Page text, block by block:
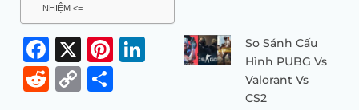
NHIỆM <=
Facebook
X Pinterest
LinkedIn
RedditCopy
So Sánh Cấu
Hình PUBG Vs
Valorant Vs
CS2